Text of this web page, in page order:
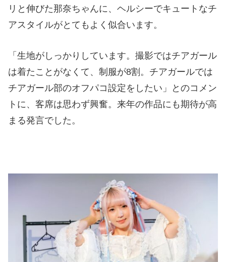
リと伸びた那奈ちゃんに、ヘルシーでキュートなチ
アスタイルがとてもよく似合います。
「生地がしっかりしています。撮影ではチアガール
は着たことがなくて、制服が8割。チアガールでは
チアガール部のオフパコ設定をしたい」とのコメン
トに、客席は思わず興奮。来年の作品にも期待が高
まる発言でした。